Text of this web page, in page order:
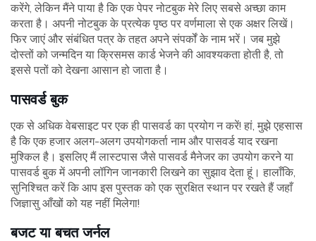
करेंगे, लेकिन मैंने पाया है कि एक पेपर नोटबुक मेरे लिए सबसे अच्छा काम
करता है। अपनी नोटबुक के प्रत्येक पृष्ठ पर वर्णमाला से एक अक्षर लिखें।
फिर जाएं और संबंधित पत्र के तहत अपने संपर्कों के नाम भरें। जब मुझे
दोस्तों को जन्मदिन या क्रिसमस कार्ड भेजने की आवश्यकता होती है, तो
इससे पतों को देखना आसान हो जाता है।
पासवर्ड बुक
एक से अधिक वेबसाइट पर एक ही पासवर्ड का प्रयोग न करें! हां, मुझे एहसास
है कि एक हजार अलग-अलग उपयोगकर्ता नाम और पासवर्ड याद रखना
मुश्किल है। इसलिए मैं लास्टपास जैसे पासवर्ड मैनेजर का उपयोग करने या
पासवर्ड बुक में अपनी लॉगिन जानकारी लिखने का सुझाव देता हूं। हालाँकि,
सुनिश्चित करें कि आप इस पुस्तक को एक सुरक्षित स्थान पर रखते हैं जहाँ
जिज्ञासु आँखों को यह नहीं मिलेगा!
बजट या बचत जर्नल